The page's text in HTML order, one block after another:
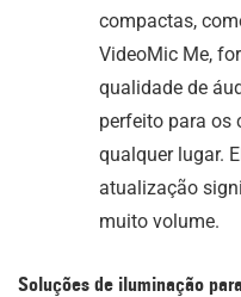
compactas,
VideoMic Me,
qualidade de
perfeito para os
qualquer lugar.
atualização
muito volume.
Soluções de iluminação